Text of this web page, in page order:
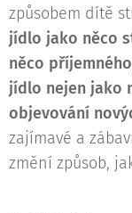
způsobem dítě
jídlo jako něco
něco
jídlo nejen jako
objevování
zajímavé a
změní způsob,